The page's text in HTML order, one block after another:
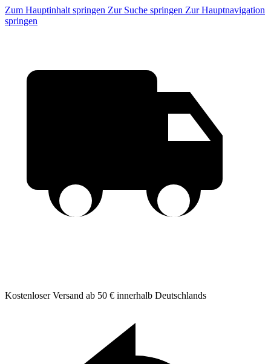
Zum Hauptinhalt springen Zur Suche springen Zur Hauptnavigation
springen
Kostenloser Versand ab 50 € innerhalb Deutschlands